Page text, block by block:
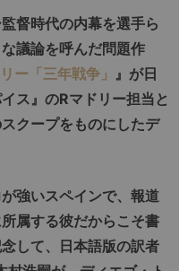
督時代の内幕を選手ら
議論を呼んだ問題作
ー「三年戦争」 』が日
ス』のRマドリー担当と
クープをものにしたデ
強いスペインで、報道
属する彼だからこそ書
して、日本語版の訳者